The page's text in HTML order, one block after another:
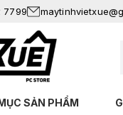
7799
SẢN PHẨM